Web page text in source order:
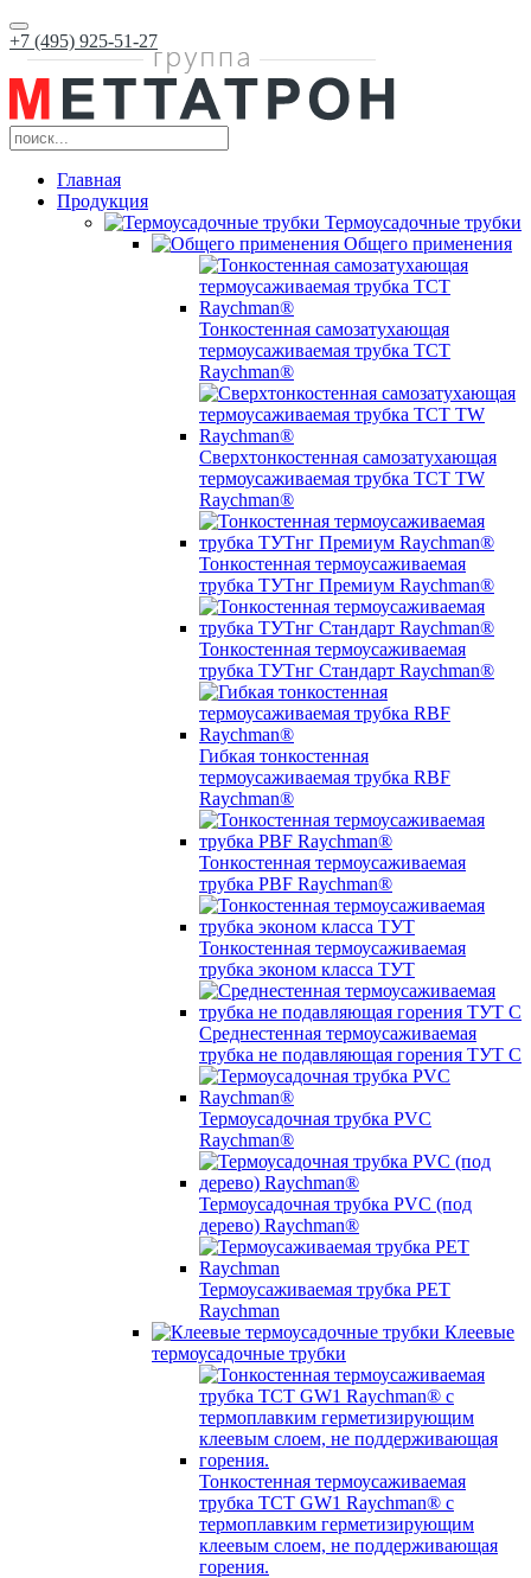
+7 (495) 925-51-27
Главная
Продукция
Термоусадочные трубки
Общего применения
Тонкостенная самозатухающая
термоусаживаемая трубка ТCT
Raychman®
Сверхтонкостенная самозатухающая
термоусаживаемая трубка ТCT TW
Raychman®
Тонкостенная термоусаживаемая
трубка ТУТнг Премиум Raychman®
Тонкостенная термоусаживаемая
трубка ТУТнг Стандарт Raychman®
Гибкая тонкостенная
термоусаживаемая трубка RBF
Raychman®
Тонкостенная термоусаживаемая
трубка PBF Raychman®
Тонкостенная термоусаживаемая
трубка эконом класса ТУТ
Среднестенная термоусаживаемая
трубка не подавляющая горения ТУТ С
Термоусадочная трубка PVC
Raychman®
Термоусадочная трубка PVC (под
дерево) Raychman®
Термоусаживаемая трубка PET
Raychman
Клеевые
термоусадочные трубки
Тонкостенная термоусаживаемая
трубка TCT GW1 Raychman® с
термоплавким герметизирующим
клеевым слоем, не поддерживающая
горения.